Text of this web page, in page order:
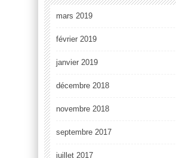
mars 2019
février 2019
janvier 2019
décembre 2018
novembre 2018
septembre 2017
juillet 2017